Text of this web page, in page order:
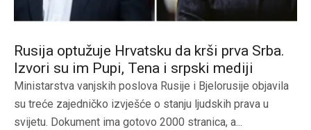
Rusija optužuje Hrvatsku da krši prva Srba.
Izvori su im Pupi, Tena i srpski mediji
Ministarstva vanjskih poslova Rusije i Bjelorusije objavila
su treće zajedničko izvješće o stanju ljudskih prava u
svijetu. Dokument ima gotovo 2000 stranica, a...